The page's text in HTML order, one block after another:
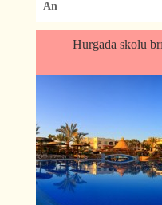
An
Hurgada skolu